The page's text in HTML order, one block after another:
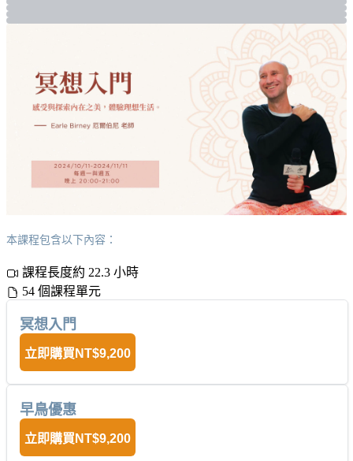
本課程包含以下內容：
課程長度約 22.3 小時
54 個課程單元
冥想入門
立即購買 NT$9,200
早鳥優惠
立即購買 NT$9,200